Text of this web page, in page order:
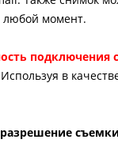
любой момент.
подключения
Используя в